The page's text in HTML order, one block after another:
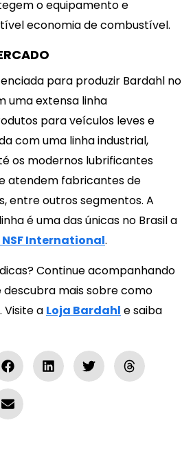
o equipamento e
economia de combustível.
para produzir Bardahl no
uma extensa linha
para veículos leves e
com uma linha industrial,
os modernos lubrificantes
atendem fabricantes de
entre outros segmentos. A
é uma das únicas no Brasil a
International.
Continue acompanhando
descubra mais sobre como
Visite a Loja Bardahl e saiba